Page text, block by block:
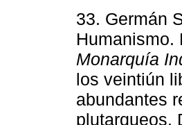
33. Germán
Humanismo.
Monarquía
los veintiún
abundantes
plutarqueos.